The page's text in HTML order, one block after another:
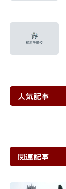
人気記事
関連記事